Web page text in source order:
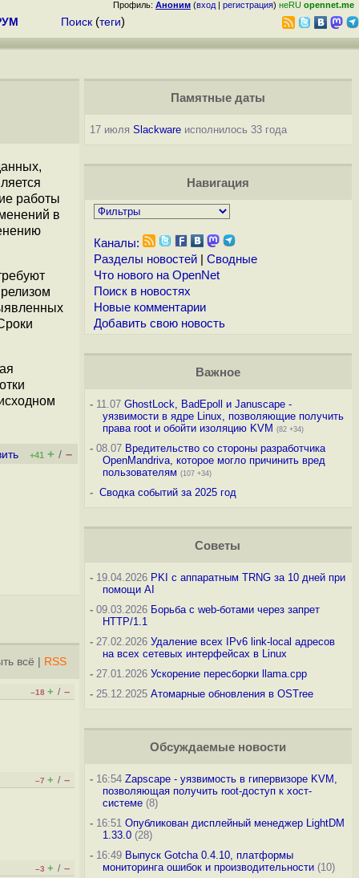
Профиль: Аноним (вход | регистрация) неRU opennet.me
Поиск (теги)
работы
в
+41 + / –
всё RSS
–18 + / –
–7 + / –
–3 + / –
Памятные даты
17 июля Slackwareисполнилось 33 года
Навигация
Каналы:
Разделы новостей| Сводные
Что нового на OpenNet
Поиск в новостях
Новые комментарии
Добавить свою новость
Важное
-11.07 GhostLock, BadEpoll и Januscape -
уязвимости в ядре Linux, позволяющие получить
права root и обойти изоляцию KVM (82 +34)
-08.07 Вредительство со стороны разработчика
OpenMandriva, которое могло причинить вред
пользователям (107 +34)
- Сводка событий за 2025 год
Советы
-19.04.2026 PKI с аппаратным TRNG за 10 дней при
помощи AI
-09.03.2026 Борьба с web-ботами через запрет
HTTP/1.1
-27.02.2026 Удаление всех IPv6 link-local адресов
на всех сетевых интерфейсах в Linux
-27.01.2026 Ускорение пересборки llama.cpp
-25.12.2025 Атомарные обновления в OSTree
Обсуждаемые новости
-16:54 Zapscape - уязвимость в гипервизоре KVM,
позволяющая получить root-доступ к хост-
системе(8)
-16:51 Опубликован дисплейный менеджер LightDM
1.33.0(28)
-16:49 Выпуск Gotcha 0.4.10, платформы
мониторинга ошибок и производительности(10)